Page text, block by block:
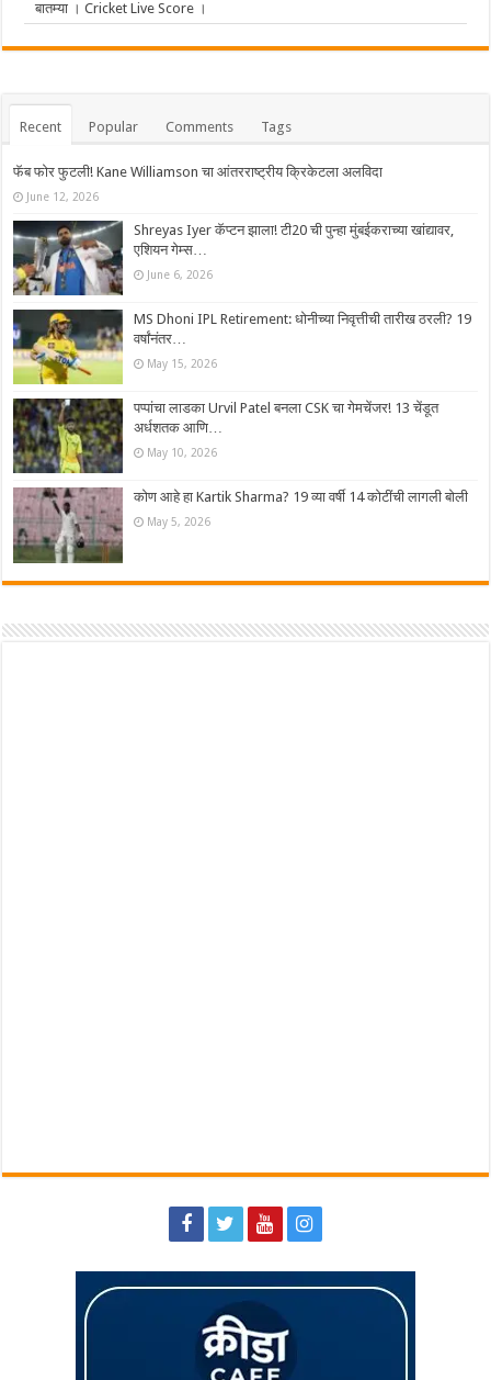
बातम्या । Cricket Live Score ।
Recent Popular Comments Tags
फॅब फोर फुटली! Kane Williamson चा आंतरराष्ट्रीय क्रिकेटला अलविदा
June 12, 2026
Shreyas Iyer कॅप्टन झाला! टी20 ची पुन्हा मुंबईकराच्या खांद्यावर,
एशियन गेम्स…
June 6, 2026
MS Dhoni IPL Retirement: धोनीच्या निवृत्तीची तारीख ठरली? 19
वर्षांनंतर…
May 15, 2026
पप्पांचा लाडका Urvil Patel बनला CSK चा गेमचेंजर! 13 चेंडूत
अर्धशतक आणि…
May 10, 2026
कोण आहे हा Kartik Sharma? 19 व्या वर्षी 14 कोटींची लागली बोली
May 5, 2026